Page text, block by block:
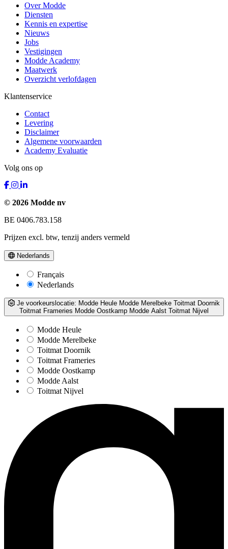
Over Modde
Diensten
Kennis en expertise
Nieuws
Jobs
Vestigingen
Modde Academy
Maatwerk
Overzicht verlofdagen
Klantenservice
Contact
Levering
Disclaimer
Algemene voorwaarden
Academy Evaluatie
Volg ons op
© 2026 Modde nv
BE 0406.783.158
Prijzen excl. btw, tenzij anders vermeld
Nederlands
Français
Nederlands
Je voorkeurslocatie: Modde Heule Modde Merelbeke Toitmat Doornik
Toitmat Frameries Modde Oostkamp Modde Aalst Toitmat Nijvel
Modde Heule
Modde Merelbeke
Toitmat Doornik
Toitmat Frameries
Modde Oostkamp
Modde Aalst
Toitmat Nijvel